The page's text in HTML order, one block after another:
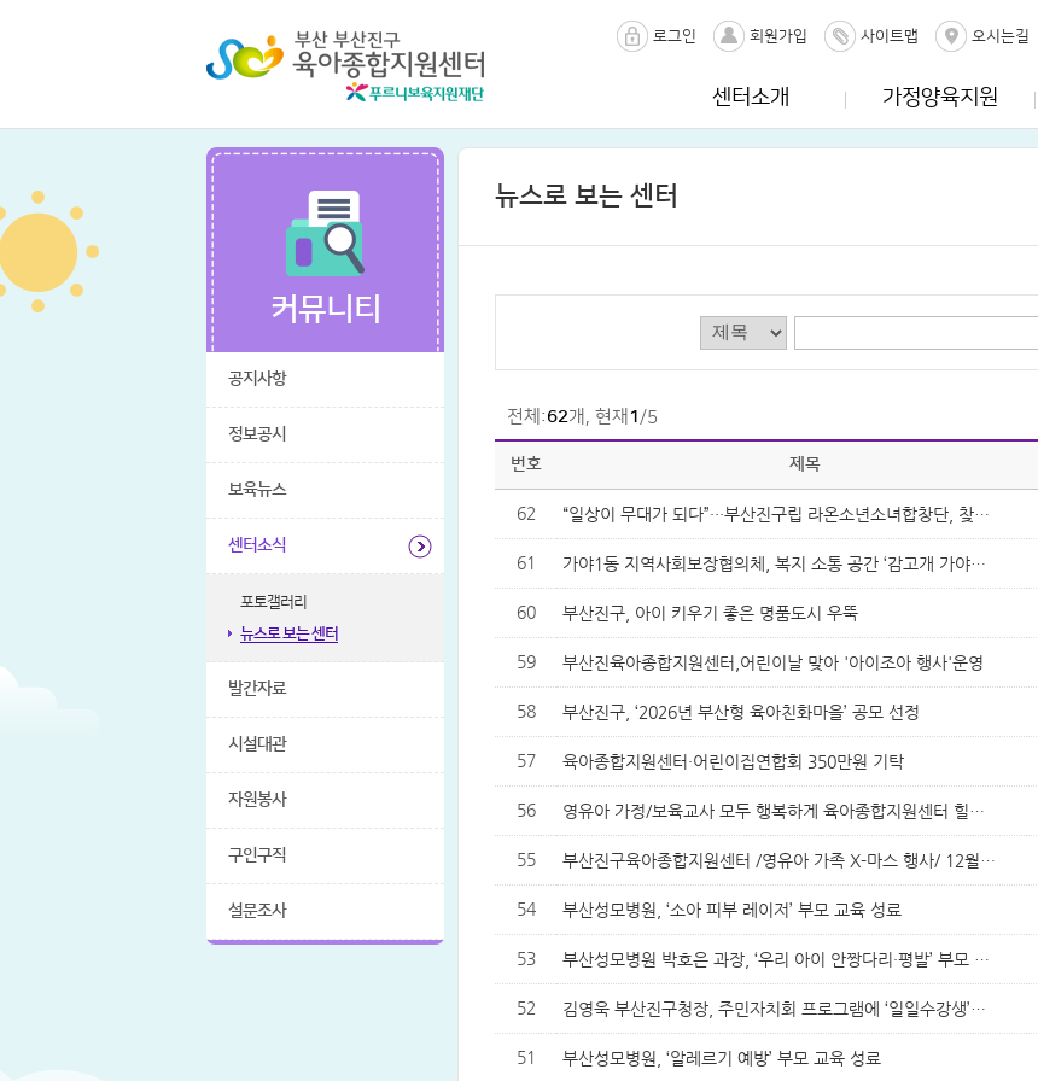
로그인 회원가입 사이트맵 오시는길
센터소개 가정양육지원
커뮤니티
공지사항
정보공시
보육뉴스
센터소식
포토갤러리
뉴스로 보는 센터
발간자료
시설대관
자원봉사
구인구직
설문조사
뉴스로 보는 센터
전체:62개, 현재 1/5
번호 제목
62 “일상이 무대가 되다”···부산진구립 라온소년소녀합창단, 찾아가는..
61 가야1동 지역사회보장협의체, 복지 소통 공간 ‘감고개 가야다방’ 운영..
60 부산진구, 아이 키우기 좋은 명품도시 우뚝
59 부산진육아종합지원센터,어린이날 맞아 '아이조아 행사'운영
58 부산진구, ‘2026년 부산형 육아친화마을’ 공모 선정
57 육아종합지원센터·어린이집연합회 350만원 기탁
56 영유아 가정/보육교사 모두 행복하게 육아종합지원센터 힐링토크쇼
55 부산진구육아종합지원센터 /영유아 가족 X-마스 행사/ 12월 20일 센터에..
54 부산성모병원, ‘소아 피부 레이저’ 부모 교육 성료
53 부산성모병원 박호은 과장, ‘우리 아이 안짱다리·평발’ 부모 교육
52 김영욱 부산진구청장, 주민자치회 프로그램에 ‘일일수강생’으로 참여..
51 부산성모병원, ‘알레르기 예방’ 부모 교육 성료